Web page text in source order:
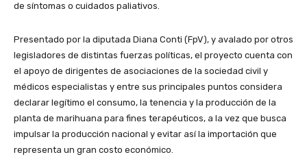
de síntomas o cuidados paliativos.
Presentado por la diputada Diana Conti (FpV), y avalado por otros
legisladores de distintas fuerzas políticas, el proyecto cuenta con
el apoyo de dirigentes de asociaciones de la sociedad civil y
médicos especialistas y entre sus principales puntos considera
declarar legítimo el consumo, la tenencia y la producción de la
planta de marihuana para fines terapéuticos, a la vez que busca
impulsar la producción nacional y evitar así la importación que
representa un gran costo económico.